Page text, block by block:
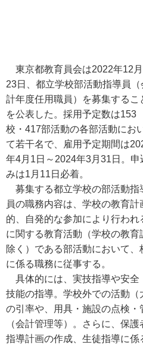
東京都教育員会は2022年12月
23日、都立学校部活動指導員（
計年度任用職員）を募集するこ
を公表した。採用予定数は153
校・417部活動の各部活動にお
て若干名で、雇用予定期間は
年4月1日～2024年3月31日。申
みは1月11日必着。
募集する都立学校の部活動指
員の職務内容は、学校の教育
的、自発的な参加により行わ
に関する教育活動（学校の教
除く）である部活動において
に係る職務に従事する。
具体的には、実技指導や安全
技能の指導。学校外での活動（
の引率や、用具・施設の点検
（会計管理等）。さらに、保
指導計画の作成、生徒指導に